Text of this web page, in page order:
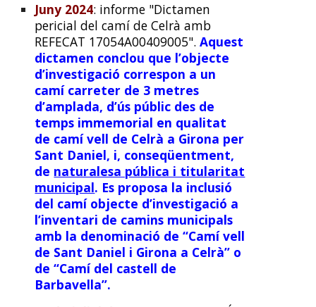
Juny 2024: informe "Dictamen
pericial del camí de Celrà amb
REFECAT 17054A00409005".Aquest
dictamen conclou que l’objecte
d’investigació correspon a un
camí carreter de 3 metres
d’amplada, d’ús públic des de
temps immemorial en qualitat
de camí vell de Celrà a Girona per
Sant Daniel, i, conseqüentment,
de naturalesa pública i titularitat
municipal. Es proposa la inclusió
del camí objecte d’investigació a
l’inventari de camins municipals
amb la denominació de “Camí vell
de Sant Daniel i Girona a Celrà” o
de “Camí del castell de
Barbavella”.